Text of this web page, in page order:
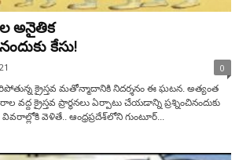
అనైతిక
కేసు!
0
క్రైస్తవ మతోన్మాదానికి నిదర్శనం ఈ ఘటన. అత్యంత
క్రైస్తవ ప్రార్ధనలు ఏర్పాటు చేయడాన్ని ప్రశ్నించినందుకు
వెళితే.. ఆంధ్ర‌ప్ర‌దేశ్‌లోని గుంటూర్...